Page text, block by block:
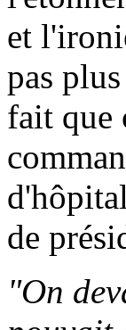
et
pas
fait que
de
"On